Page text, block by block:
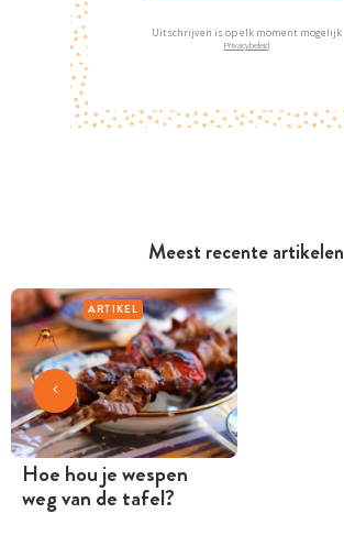
Meest recente artikelen
ARTIKEL
Hoe hou je wespen
weg van de tafel?
Uitschrijven is op elk moment mogelijk
Privacybeleid